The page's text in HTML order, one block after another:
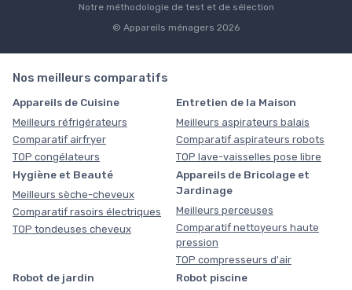
Notre méthodologie de test et de sélection
© Appareils ménagers 2026
Nos meilleurs comparatifs
Appareils de Cuisine
Meilleurs réfrigérateurs
Comparatif airfryer
TOP congélateurs
Entretien de la Maison
Meilleurs aspirateurs balais
Comparatif aspirateurs robots
TOP lave-vaisselles pose libre
Hygiène et Beauté
Meilleurs sèche-cheveux
Comparatif rasoirs électriques
TOP tondeuses cheveux
Appareils de Bricolage et
Jardinage
Meilleurs perceuses
Comparatif nettoyeurs haute
pression
TOP compresseurs d'air
Robot de jardin Robot piscine